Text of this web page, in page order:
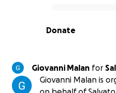
0% complete
Donate
Giovanni Malan for
Giovanni Malan is